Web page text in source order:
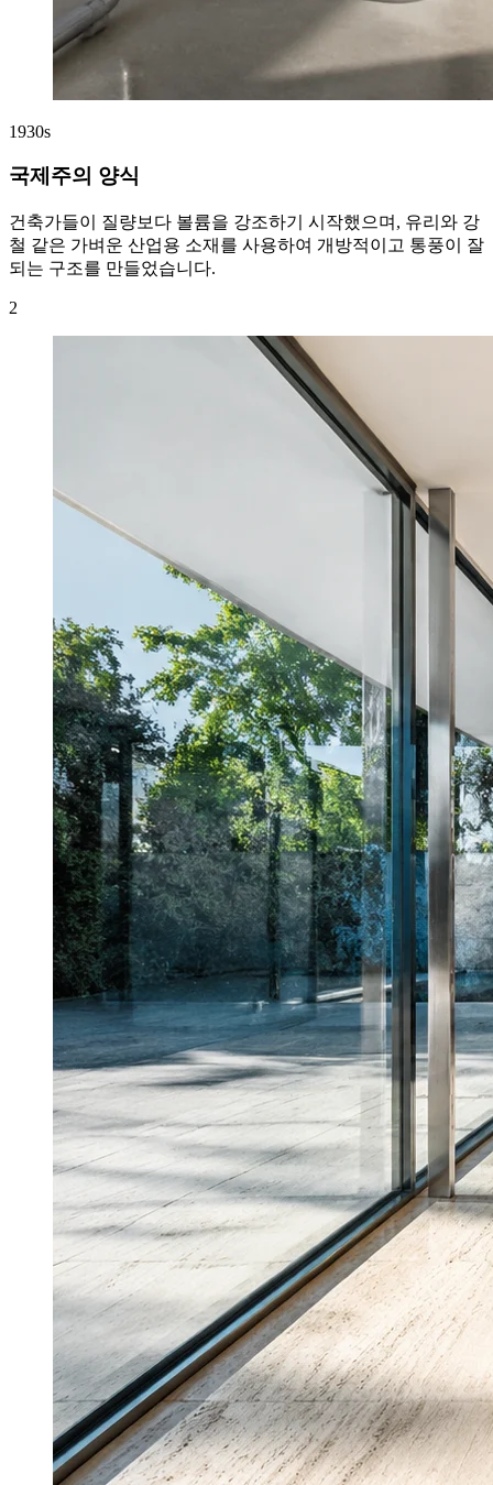
1930s
국제주의 양식
건축가들이 질량보다 볼륨을 강조하기 시작했으며, 유리와 강
철 같은 가벼운 산업용 소재를 사용하여 개방적이고 통풍이 잘
되는 구조를 만들었습니다.
2